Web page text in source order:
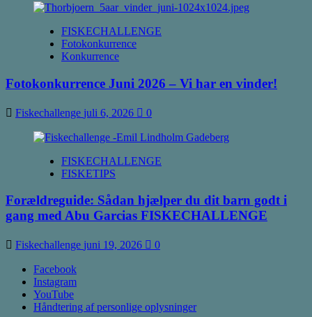
FISKECHALLENGE
Fotokonkurrence
Konkurrence
Fotokonkurrence Juni 2026 – Vi har en vinder!
Fiskechallenge juli 6, 2026 0
FISKECHALLENGE
FISKETIPS
Forældreguide: Sådan hjælper du dit barn godt i
gang med Abu Garcias FISKECHALLENGE
Fiskechallenge juni 19, 2026 0
Facebook
Instagram
YouTube
Håndtering af personlige oplysninger